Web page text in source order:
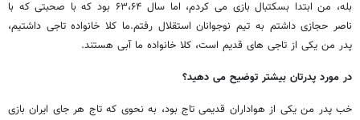
بله، من ابتدا بسکتبال بازی می کردم، اما سال ۶۳،۶۴ بود که با صحبتی که با
ناصر حجازی داشتم به تیم نوجوانان استقلال رفتم.ما کلا خانواده تاجی داشتیم،
پدر من یکی از تاجی های قدیم است، کلا خانواده ما آبی هستند.
در مورد پدرتان بیشتر توضیح می دهید؟
خب پدر من یکی از هواداران قدیمی تاج بود، به نحوی که تاج هر جای ایران بازی